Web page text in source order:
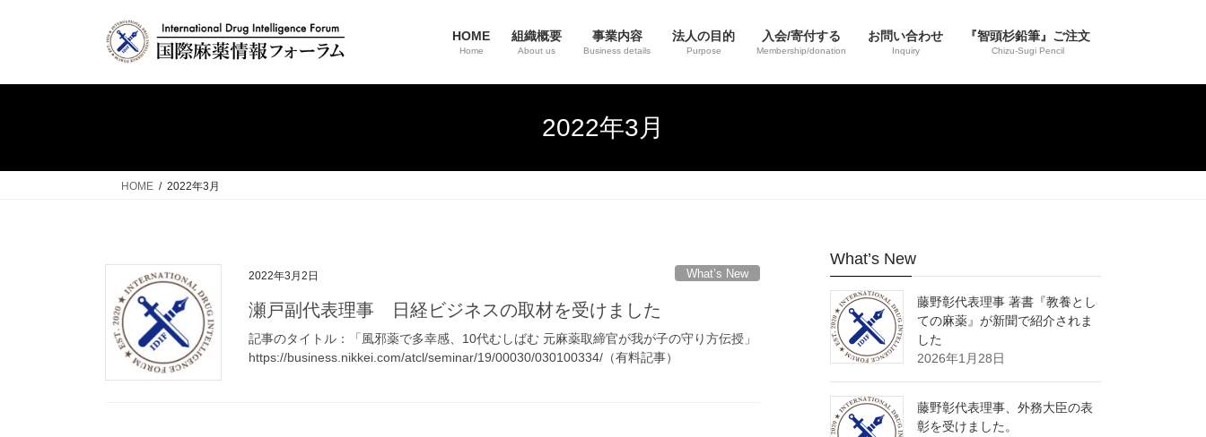
HOME
Home
組織概要
About us
事業内容
Business details
法人の目的
Purpose
入会/寄付する
Membership/donation
お問い合わせ
Inquiry
『智頭杉鉛筆』ご注文
Chizu-Sugi Pencil
2022年3月
HOME 2022年3月
2022年3月2日 What’s New
瀬戸副代表理事 日経ビジネスの取材を受けました
記事のタイトル：「風邪薬で多幸感、10代むしばむ 元麻薬取締官が我が子の守り方伝授」
https://business.nikkei.com/atcl/seminar/19/00030/030100334/（有料記事）
What’s New
藤野彰代表理事 著書『教養とし
ての麻薬』が新聞で紹介されま
した
2026年1月28日
藤野彰代表理事、外務大臣の表
彰を受けました。